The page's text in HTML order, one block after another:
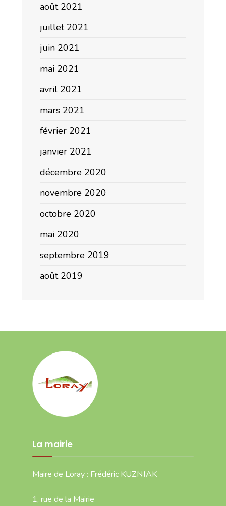
août 2021
juillet 2021
juin 2021
mai 2021
avril 2021
mars 2021
février 2021
janvier 2021
décembre 2020
novembre 2020
octobre 2020
mai 2020
septembre 2019
août 2019
La mairie
Maire de Loray : Frédéric KUZNIAK
1, rue de la Mairie